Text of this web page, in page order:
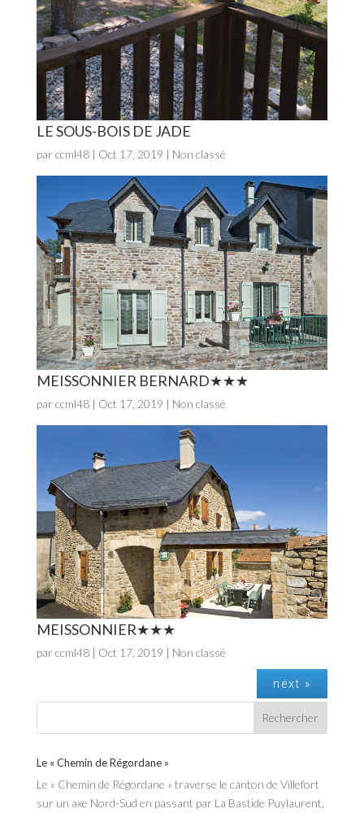
LE SOUS-BOIS DE JADE
par ccml48| Oct 17, 2019 | Non classé
MEISSONNIER BERNARD
par ccml48| Oct 17, 2019 | Non classé
MEISSONNIER
par ccml48| Oct 17, 2019 | Non classé
next »
Le « Chemin de Régordane »
Le « Chemin de Régordane » traverse le canton de Villefort
sur un axe Nord-Sud en passant par La Bastide Puylaurent,